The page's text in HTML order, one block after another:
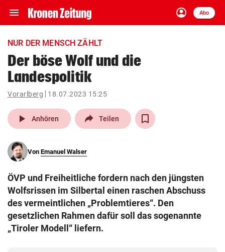
menu Navigation
ein-/ausklappen
account_circle
Anmelden
Abo
close Schließen
account_circle Anmelden
pin_drop
Wien arrow_right
search
eingeben
NUR DER MENSCH ZÄHLT
Der böse Wolf und die
Landespolitik
Vorarlberg 18.07.2023 15:25
play_arrow Anhören Teilen
Von Emanuel Walser
ÖVP und Freiheitliche fordern nach den jüngsten
Wolfsrissen im Silbertal einen raschen Abschuss
des vermeintlichen „Problemtieres“. Den
gesetzlichen Rahmen dafür soll das sogenannte
„Tiroler Modell“ liefern.